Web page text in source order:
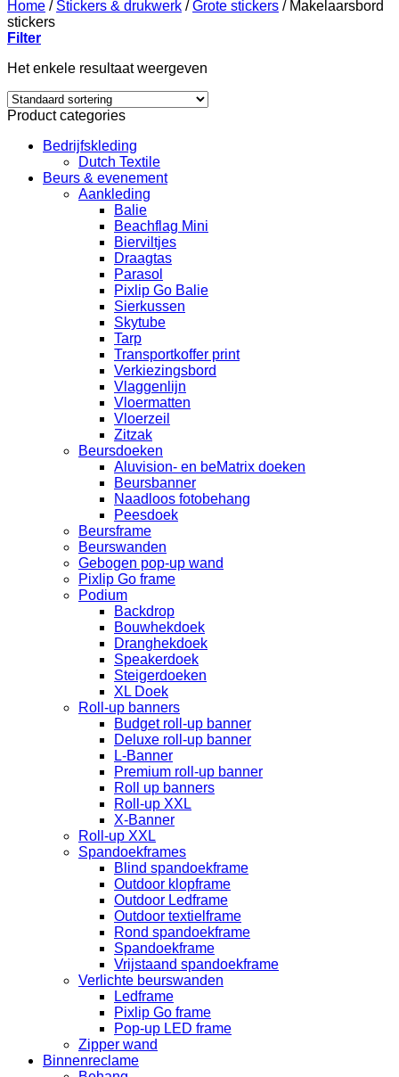
Home / Stickers & drukwerk / Grote stickers /Makelaarsbord
stickers
Filter
Het enkele resultaat weergeven
Product categories
Bedrijfskleding
Dutch Textile
Beurs & evenement
Aankleding
Balie
Beachflag Mini
Bierviltjes
Draagtas
Parasol
Pixlip Go Balie
Sierkussen
Skytube
Tarp
Transportkoffer print
Verkiezingsbord
Vlaggenlijn
Vloermatten
Vloerzeil
Zitzak
Beursdoeken
Aluvision- en beMatrix doeken
Beursbanner
Naadloos fotobehang
Peesdoek
Beursframe
Beurswanden
Gebogen pop-up wand
Pixlip Go frame
Podium
Backdrop
Bouwhekdoek
Dranghekdoek
Speakerdoek
Steigerdoeken
XL Doek
Roll-up banners
Budget roll-up banner
Deluxe roll-up banner
L-Banner
Premium roll-up banner
Roll up banners
Roll-up XXL
X-Banner
Roll-up XXL
Spandoekframes
Blind spandoekframe
Outdoor klopframe
Outdoor Ledframe
Outdoor textielframe
Rond spandoekframe
Spandoekframe
Vrijstaand spandoekframe
Verlichte beurswanden
Ledframe
Pixlip Go frame
Pop-up LED frame
Zipper wand
Binnenreclame